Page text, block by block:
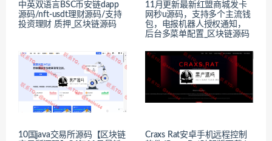
中英双语言BSC币安链dapp
源码/nft-usdt理财源码/支持
投资理财 质押_区块链源码
11月更新最新红盟商城发卡
网秒u源码，支持多个主流钱
包，电报机器人授权通知，
后台多菜单配置_区块链源码
10国java交易所源码【区块链
Craxs Rat安卓手机远程控制